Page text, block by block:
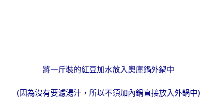
將一斤裝的紅豆加水放入奧庫鍋外鍋中
(因為沒有要濾湯汁，所以不須加內鍋直接放入外鍋中)